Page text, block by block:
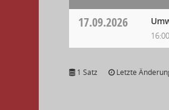
17.09.2026
1 Satz Letzte